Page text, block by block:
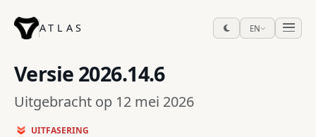
ATLAS EN
Versie 2026.14.6
Uitgebracht op 12 mei 2026
UITFASERING